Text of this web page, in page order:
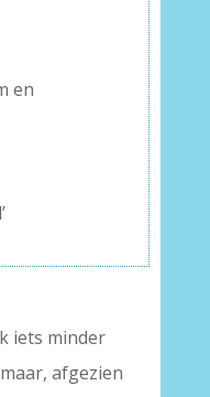
en
iets minder
afgezien